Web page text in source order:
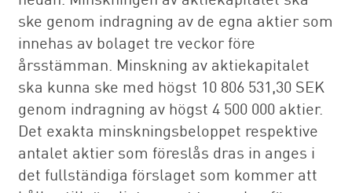
ske genom indragning av de egna aktier som
innehas av bolaget tre veckor före
årsstämman. Minskning av aktiekapitalet
ska kunna ske med högst 10 806 531,30 SEK
genom indragning av högst 4 500 000 aktier.
Det exakta minskningsbeloppet respektive
antalet aktier som föreslås dras in anges i
det fullständiga förslaget som kommer att